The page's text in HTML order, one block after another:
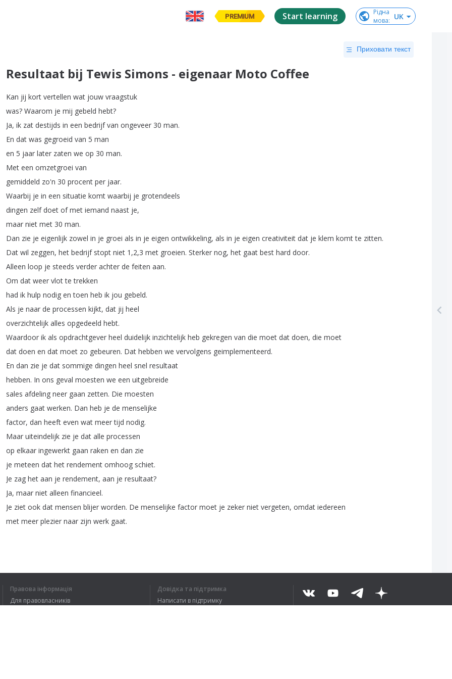
PREMIUM Start learning
Рідна
мова: UK
Приховати текст
Resultaat bij Tewis Simons - eigenaar Moto Coffee
Kan jij kort vertellen wat jouw vraagstuk
was? Waarom je mij gebeld hebt?
Ja, ik zat destijds in een bedrijf van ongeveer 30 man.
En dat was gegroeid van 5 man
en 5 jaar later zaten we op 30 man.
Met een omzetgroei van
gemiddeld zo'n 30 procent per jaar.
Waarbij je in een situatie komt waarbij je grotendeels
dingen zelf doet of met iemand naast je,
maar niet met 30 man.
Dan zie je eigenlijk zowel in je groei als in je eigen ontwikkeling, als in je eigen creativiteit dat je klem komt te zitten.
Dat wil zeggen, het bedrijf stopt niet 1,2,3 met groeien. Sterker nog, het gaat best hard door.
Alleen loop je steeds verder achter de feiten aan.
Om dat weer vlot te trekken
had ik hulp nodig en toen heb ik jou gebeld.
Als je naar de processen kijkt, dat jij heel
overzichtelijk alles opgedeeld hebt.
Waardoor ik als opdrachtgever heel duidelijk inzichtelijk heb gekregen van die moet dat doen, die moet
dat doen en dat moet zo gebeuren. Dat hebben we vervolgens geimplementeerd.
En dan zie je dat sommige dingen heel snel resultaat
hebben. In ons geval moesten we een uitgebreide
sales afdeling neer gaan zetten. Die moesten
anders gaat werken. Dan heb je de menselijke
factor, dan heeft even wat meer tijd nodig.
Maar uiteindelijk zie je dat alle processen
op elkaar ingewerkt gaan raken en dan zie
je meteen dat het rendement omhoog schiet.
Je zag het aan je rendement, aan je resultaat?
Ja, maar niet alleen financieel.
Je ziet ook dat mensen blijer worden. De menselijke factor moet je zeker niet vergeten, omdat iedereen
met meer plezier naar zijn werk gaat.
1 2
Правова інформація
Для правовласників
Довідка та підтримка
Написати в підтримку